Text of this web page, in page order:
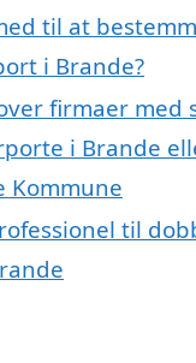
til at
i Brande?
firmaer med
i Brande
Kommune
til